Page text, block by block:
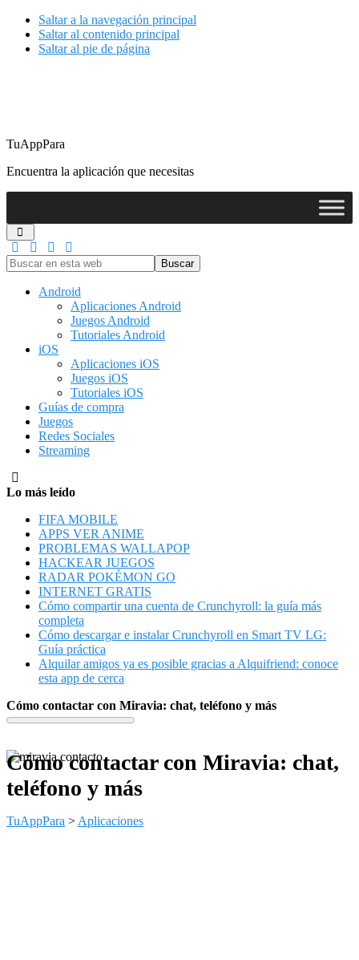
Saltar a la navegación principal
Saltar al contenido principal
Saltar al pie de página
TuAppPara
Encuentra la aplicación que necesitas
Buscar
en
Android
Aplicaciones Android
Juegos Android
Tutoriales Android
iOS
Aplicaciones iOS
Juegos iOS
Tutoriales iOS
Guías de compra
Juegos
Redes Sociales
Streaming
Lo más leído
FIFA MOBILE
APPS VER ANIME
PROBLEMAS WALLAPOP
HACKEAR JUEGOS
RADAR POKÉMON GO
INTERNET GRATIS
Cómo compartir una cuenta de Crunchyroll: la guía más
completa
Cómo descargar e instalar Crunchyroll en Smart TV LG:
Guía práctica
Alquilar amigos ya es posible gracias a Alquifriend: conoce
esta app de cerca
Cómo contactar con Miravia: chat, teléfono y más
Cómo contactar con Miravia: chat,
teléfono y más
TuAppPara > Aplicaciones